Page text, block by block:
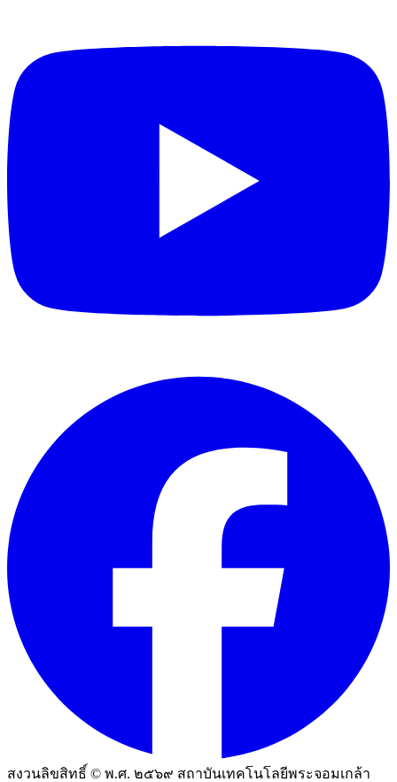
สงวนลิขสิทธิ์ © พ.ศ. ๒๕๖๙ สถาบันเทคโนโลยีพระจอมเกล้า